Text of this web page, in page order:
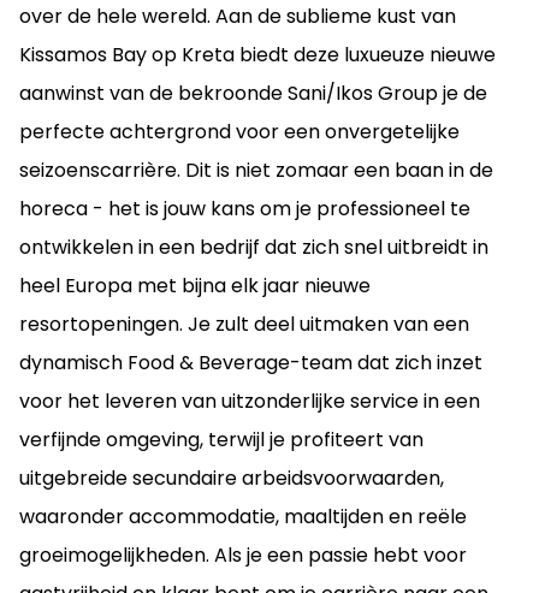
over de hele wereld. Aan de sublieme kust van
Kissamos Bay op Kreta biedt deze luxueuze nieuwe
aanwinst van de bekroonde Sani/Ikos Group je de
perfecte achtergrond voor een onvergetelijke
seizoenscarrière. Dit is niet zomaar een baan in de
horeca - het is jouw kans om je professioneel te
ontwikkelen in een bedrijf dat zich snel uitbreidt in
heel Europa met bijna elk jaar nieuwe
resortopeningen. Je zult deel uitmaken van een
dynamisch Food & Beverage-team dat zich inzet
voor het leveren van uitzonderlijke service in een
verfijnde omgeving, terwijl je profiteert van
uitgebreide secundaire arbeidsvoorwaarden,
waaronder accommodatie, maaltijden en reële
groeimogelijkheden. Als je een passie hebt voor